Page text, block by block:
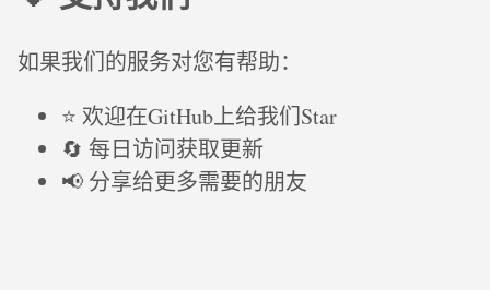
如果我们的服务对您有帮助：
⭐ 欢迎在GitHub上给我们Star
🔄 每日访问获取更新
📢 分享给更多需要的朋友